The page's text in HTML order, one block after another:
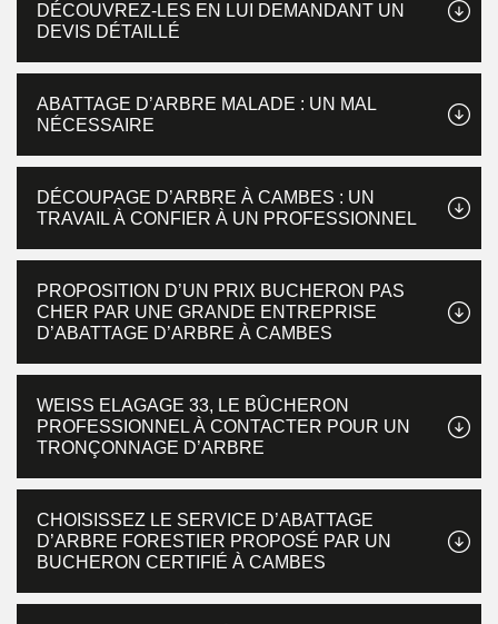
DÉCOUVREZ-LES EN LUI DEMANDANT UN
DEVIS DÉTAILLÉ
ABATTAGE D’ARBRE MALADE : UN MAL
NÉCESSAIRE
DÉCOUPAGE D’ARBRE À CAMBES : UN
TRAVAIL À CONFIER À UN PROFESSIONNEL
PROPOSITION D’UN PRIX BUCHERON PAS
CHER PAR UNE GRANDE ENTREPRISE
D’ABATTAGE D’ARBRE À CAMBES
WEISS ELAGAGE 33, LE BÛCHERON
PROFESSIONNEL À CONTACTER POUR UN
TRONÇONNAGE D’ARBRE
CHOISISSEZ LE SERVICE D’ABATTAGE
D’ARBRE FORESTIER PROPOSÉ PAR UN
BUCHERON CERTIFIÉ À CAMBES